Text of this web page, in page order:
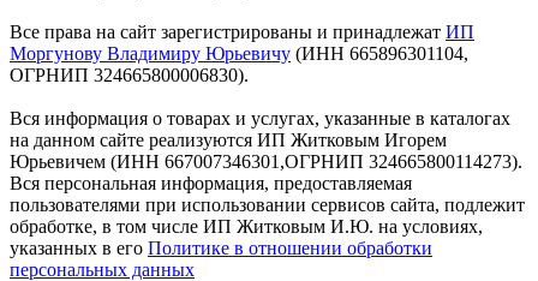
Все права на сайт зарегистрированы и принадлежат ИП
Моргунову Владимиру Юрьевичу (ИНН 665896301104,
ОГРНИП 324665800006830).
Вся информация о товарах и услугах, указанные в каталогах
на данном сайте реализуются ИП Житковым Игорем
Юрьевичем (ИНН 667007346301,ОГРНИП 324665800114273).
Вся персональная информация, предоставляемая
пользователями при использовании сервисов сайта, подлежит
обработке, в том числе ИП Житковым И.Ю. на условиях,
указанных в его Политике в отношении обработки
персональных данных